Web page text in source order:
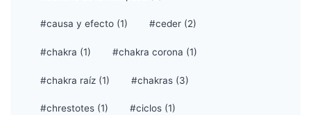
#causa y efecto (1) #ceder (2)
#chakra (1) #chakra corona (1)
#chakra raíz (1) #chakras (3)
#chrestotes (1) #ciclos (1)